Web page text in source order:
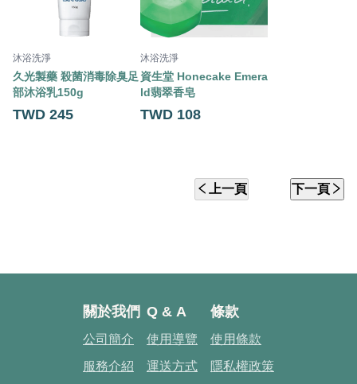
沐浴洗淨
久光製藥 殺菌消毒除臭足
部沐浴乳150g
TWD 245
沐浴洗淨
資生堂 Honecake Emera
ld翡翠香皂
TWD 108
上一頁 下一頁
關於我們
公司簡介
服務介紹
Q & A
使用導覽
運送方式
條款
使用條款
隱私權政策